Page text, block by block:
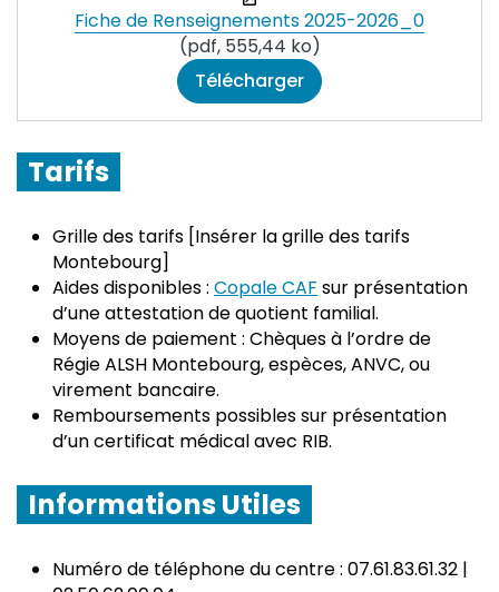
Fiche de Renseignements 2025-2026_0
(pdf, 555,44 ko)
Télécharger
Tarifs
Grille des tarifs [Insérer la grille des tarifs
Montebourg]
Aides disponibles : Copale CAF sur présentation
d’une attestation de quotient familial.
Moyens de paiement : Chèques à l’ordre de
Régie ALSH Montebourg, espèces, ANVC, ou
virement bancaire.
Remboursements possibles sur présentation
d’un certificat médical avec RIB.
Informations Utiles
Numéro de téléphone du centre : 07.61.83.61.32 |